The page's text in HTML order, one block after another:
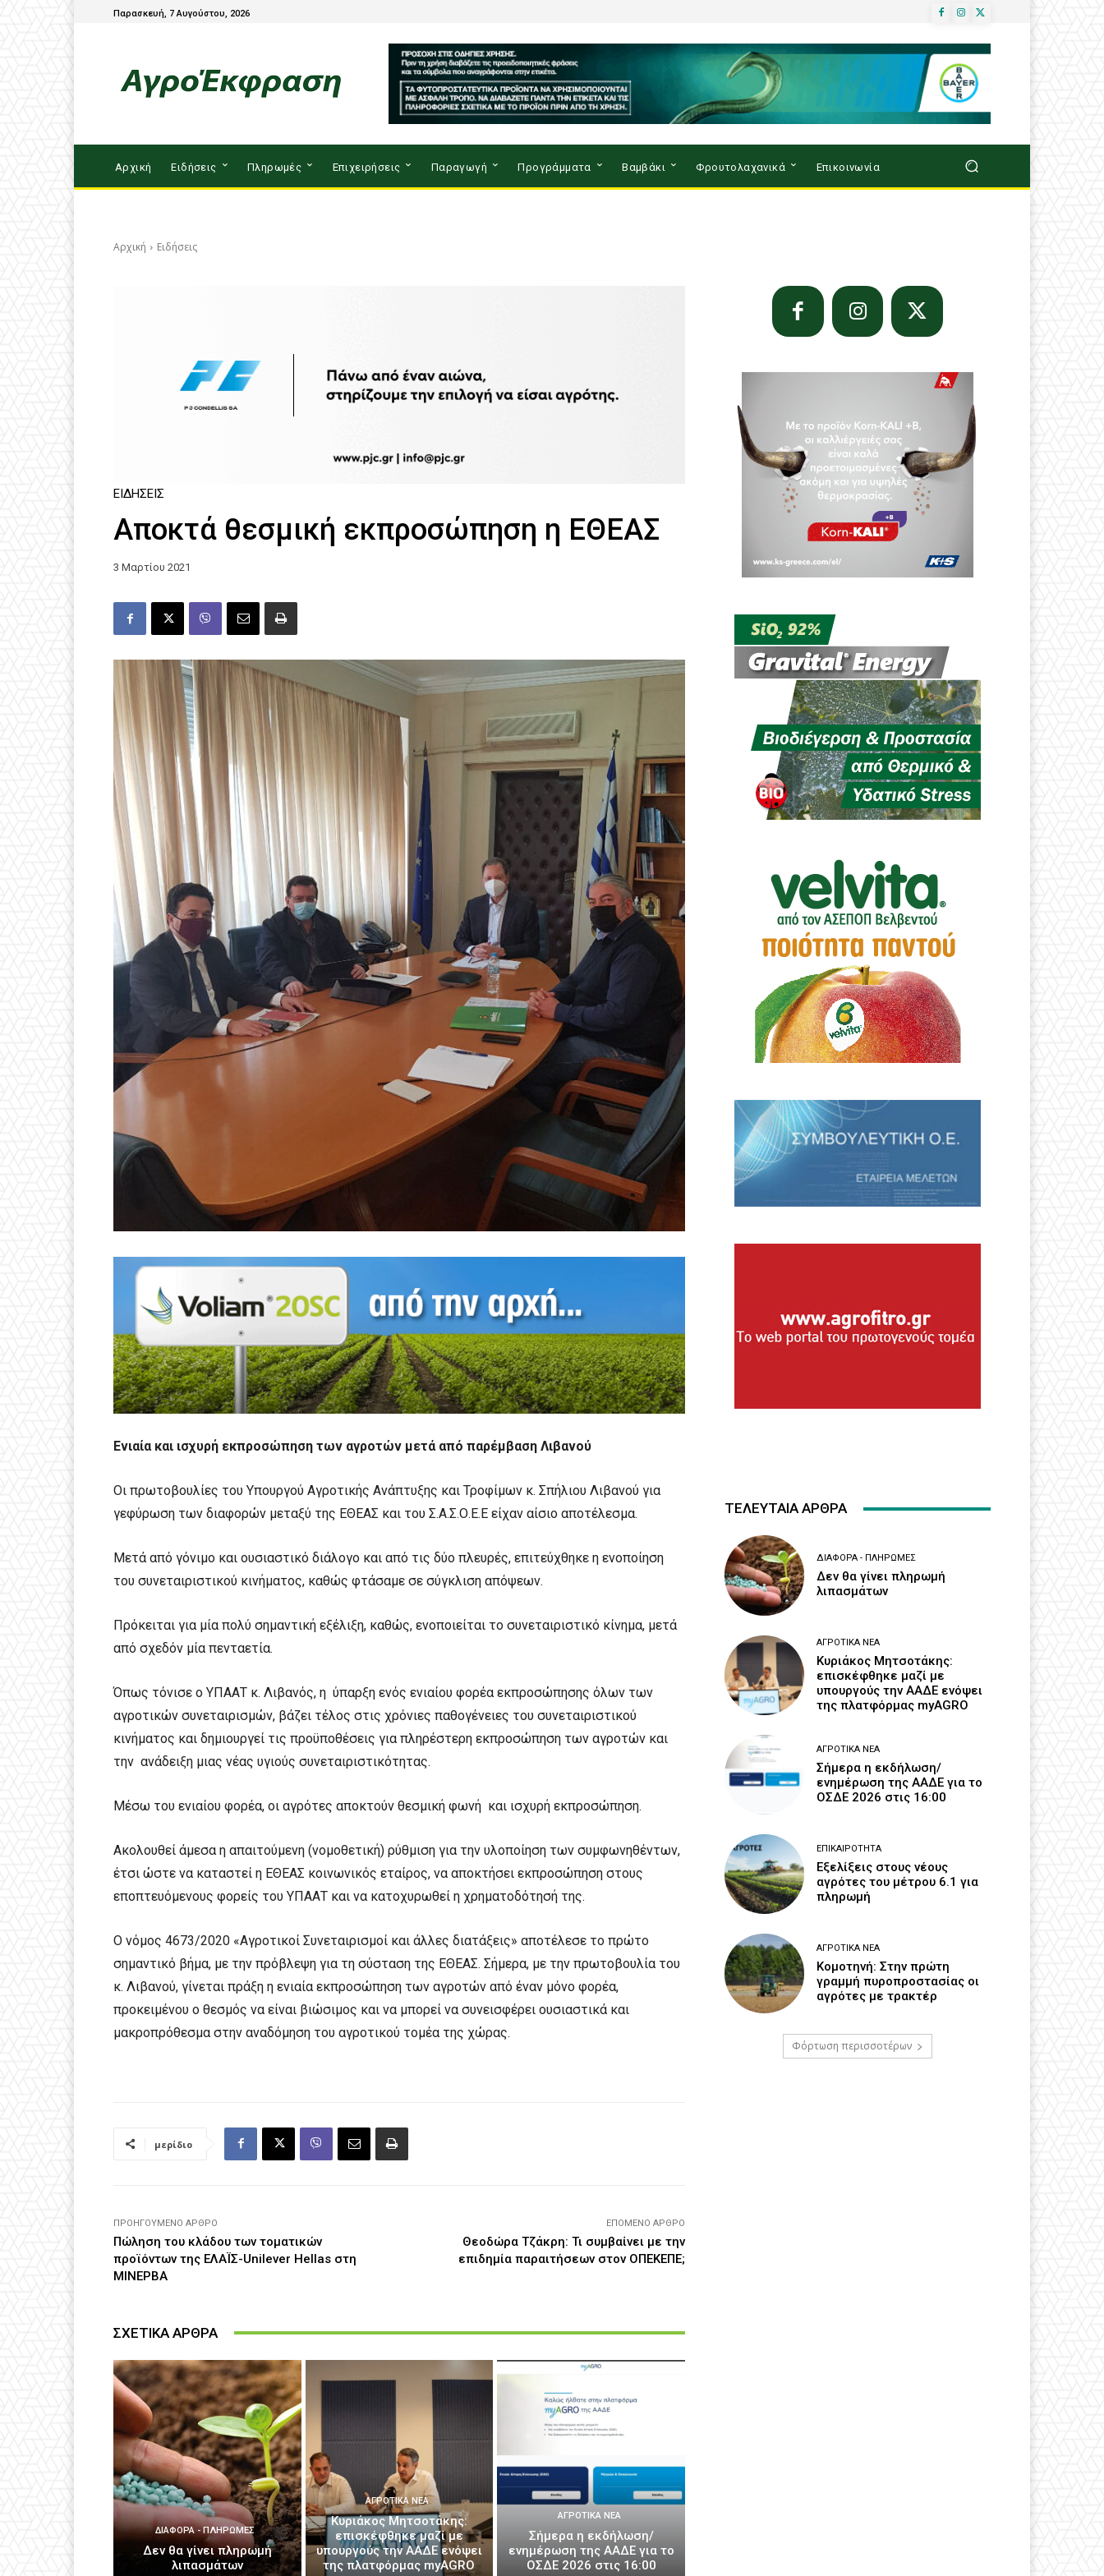
Παρασκευή, 7 Αυγούστου, 2026
Αρχική Ειδήσεις Πληρωμές Επιχειρήσεις Παραγωγή Προγράμματα Βαμβάκι Φρουτολαχανικά Επικοινωνία
Αρχική Ειδήσεις
ΕΙΔΉΣΕΙΣ
Αποκτά θεσμική εκπροσώπηση η ΕΘΕΑΣ
3 Μαρτίου 2021
Ενιαία και ισχυρή εκπροσώπηση των αγροτών μετά από παρέμβαση Λιβανού
Οι πρωτοβουλίες του Υπουργού Αγροτικής Ανάπτυξης και Τροφίμων κ. Σπήλιου Λιβανού για
γεφύρωση των διαφορών μεταξύ της ΕΘΕΑΣ και του Σ.Α.Σ.Ο.Ε.Ε είχαν αίσιο αποτέλεσμα.
Μετά από γόνιμο και ουσιαστικό διάλογο και από τις δύο πλευρές, επιτεύχθηκε η ενοποίηση
του συνεταιριστικού κινήματος, καθώς φτάσαμε σε σύγκλιση απόψεων.
Πρόκειται για μία πολύ σημαντική εξέλιξη, καθώς, ενοποιείται το συνεταιριστικό κίνημα, μετά
από σχεδόν μία πενταετία.
Όπως τόνισε ο ΥΠΑΑΤ κ. Λιβανός, η ύπαρξη ενός ενιαίου φορέα εκπροσώπησης όλων των
αγροτικών συνεταιρισμών, βάζει τέλος στις χρόνιες παθογένειες του συνεταιριστικού
κινήματος και δημιουργεί τις προϋποθέσεις για πληρέστερη εκπροσώπηση των αγροτών και
την ανάδειξη μιας νέας υγιούς συνεταιριστικότητας.
Μέσω του ενιαίου φορέα, οι αγρότες αποκτούν θεσμική φωνή και ισχυρή εκπροσώπηση.
Ακολουθεί άμεσα η απαιτούμενη (νομοθετική) ρύθμιση για την υλοποίηση των συμφωνηθέντων,
έτσι ώστε να καταστεί η ΕΘΕΑΣ κοινωνικός εταίρος, να αποκτήσει εκπροσώπηση στους
εποπτευόμενους φορείς του ΥΠΑΑΤ και να κατοχυρωθεί η χρηματοδότησή της.
O νόμος 4673/2020 «Αγροτικοί Συνεταιρισμοί και άλλες διατάξεις» αποτέλεσε το πρώτο
σημαντικό βήμα, με την πρόβλεψη για τη σύσταση της ΕΘΕΑΣ. Σήμερα, με την πρωτοβουλία του
κ. Λιβανού, γίνεται πράξη η ενιαία εκπροσώπηση των αγροτών από έναν μόνο φορέα,
προκειμένου ο θεσμός να είναι βιώσιμος και να μπορεί να συνεισφέρει ουσιαστικά και
μακροπρόθεσμα στην αναδόμηση του αγροτικού τομέα της χώρας.
μερίδιο
ΠΡΟΗΓΟΎΜΕΝΟ ΆΡΘΡΟ
Πώληση του κλάδου των τοματικών
προϊόντων της ΕΛΑΪΣ-Unilever Hellas στη
ΜΙΝΕΡΒΑ
ΕΠΌΜΕΝΟ ΆΡΘΡΟ
Θεοδώρα Τζάκρη: Τι συμβαίνει με την
επιδημία παραιτήσεων στον ΟΠΕΚΕΠΕ;
ΣΧΕΤΙΚΑ ΑΡΘΡΑ
ΔΙΆΦΟΡΑ - ΠΛΗΡΩΜΈΣ
Δεν θα γίνει πληρωμή
λιπασμάτων
ΑΓΡΟΤΙΚΆ ΝΈΑ
Κυριάκος Μητσοτάκης:
επισκέφθηκε μαζί με
υπουργούς την ΑΑΔΕ ενόψει
της πλατφόρμας myAGRO
ΑΓΡΟΤΙΚΆ ΝΈΑ
Σήμερα η εκδήλωση/
ενημέρωση της ΑΑΔΕ για το
ΟΣΔΕ 2026 στις 16:00
ΤΕΛΕΥΤΑΙΑ ΑΡΘΡΑ
ΔΙΆΦΟΡΑ - ΠΛΗΡΩΜΈΣ
Δεν θα γίνει πληρωμή
λιπασμάτων
ΑΓΡΟΤΙΚΆ ΝΈΑ
Κυριάκος Μητσοτάκης:
επισκέφθηκε μαζί με
υπουργούς την ΑΑΔΕ ενόψει
της πλατφόρμας myAGRO
ΑΓΡΟΤΙΚΆ ΝΈΑ
Σήμερα η εκδήλωση/
ενημέρωση της ΑΑΔΕ για το
ΟΣΔΕ 2026 στις 16:00
ΕΠΙΚΑΙΡΌΤΗΤΑ
Εξελίξεις στους νέους
αγρότες του μέτρου 6.1 για
πληρωμή
ΑΓΡΟΤΙΚΆ ΝΈΑ
Κομοτηνή: Στην πρώτη
γραμμή πυροπροστασίας οι
αγρότες με τρακτέρ
Φόρτωση περισσοτέρων